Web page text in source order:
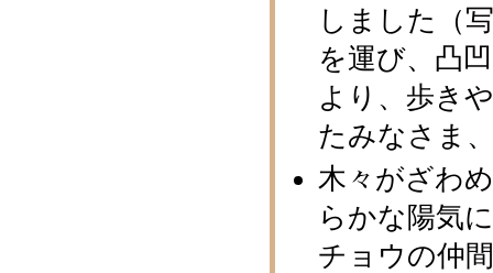
しました（
を運び、凸
より、歩き
たみなさま
木々がざわ
らかな陽気
チョウの仲